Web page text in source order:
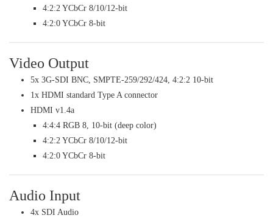
4:2:2 YCbCr 8/10/12-bit
4:2:0 YCbCr 8-bit
Video Output
5x 3G-SDI BNC, SMPTE-259/292/424, 4:2:2 10-bit
1x HDMI standard Type A connector
HDMI v1.4a
4:4:4 RGB 8, 10-bit (deep color)
4:2:2 YCbCr 8/10/12-bit
4:2:0 YCbCr 8-bit
Audio Input
4x SDI Audio